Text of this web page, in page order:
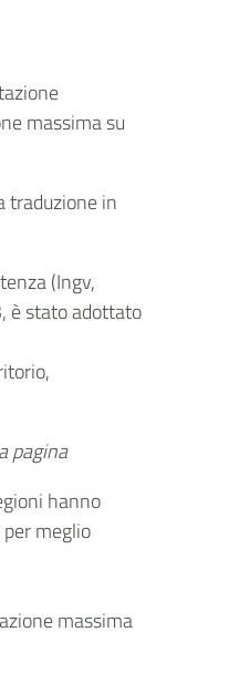
massima su
traduzione in
(Ingv,
è stato adottato
pagina
hanno
meglio
massima